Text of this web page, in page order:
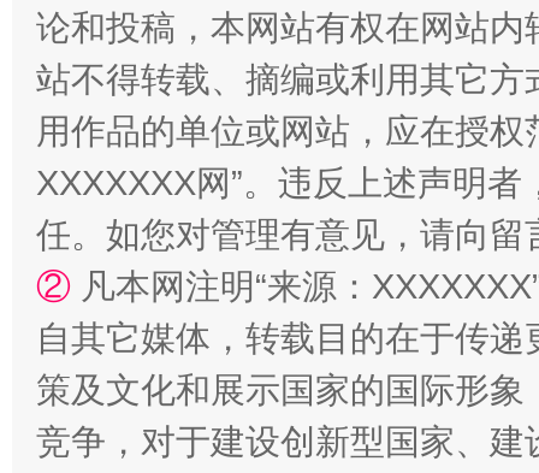
国家大学科技园优化重塑工作
扯下公款旅游的“隐身衣” 如何以
论和投稿，本网站有权在网站
站不得转载、摘编或利用其它
用作品的单位或网站，应在授
XXXXXXX网”。违反上述声明
任。如您对管理有意见，请向
② 凡本网注明“来源：
自其它媒体，转载目的在于传
策及文化和展示国家的国际形
竞争，对于建设创新型国家、